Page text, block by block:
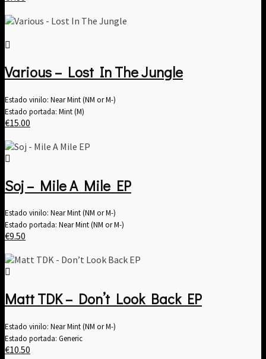
Various – Lost In The Jungle
Estado vinilo: Near Mint (NM or M-)
Estado portada: Mint (M)
€15.00
Soj – Mile A Mile EP
Estado vinilo: Near Mint (NM or M-)
Estado portada: Near Mint (NM or M-)
€9.50
Matt TDK – Don’t Look Back EP
Estado vinilo: Near Mint (NM or M-)
Estado portada: Generic
€10.50